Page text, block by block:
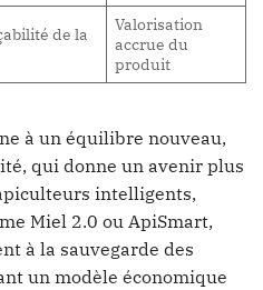
de la
Valorisation
accrue du
produit
à un équilibre nouveau,
qui donne un avenir plus
intelligents,
Miel 2.0 ou ApiSmart,
à la sauvegarde des
un modèle économique